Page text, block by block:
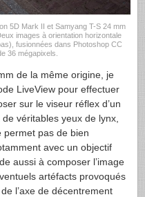
5D Mark II et Samyang T-S 24 mm
images à orientation horizontale
fusionnées dans Photoshop CC
36 mégapixels.
de la même origine, je
LiveView pour effectuer
sur le viseur réflex d’un
véritables yeux de lynx,
permet pas de bien
avec un objectif
aussi à composer l’image
artéfacts provoqués
l’axe de décentrement